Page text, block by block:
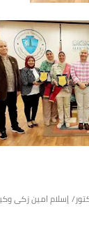
إسلام امين زكى